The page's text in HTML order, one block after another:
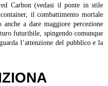
Carbon (vedasi il ponte in stile
il combattimento mortale
a dare maggiore percezione
futuribile, spingendo comunque
l’attenzione del pubblico e la